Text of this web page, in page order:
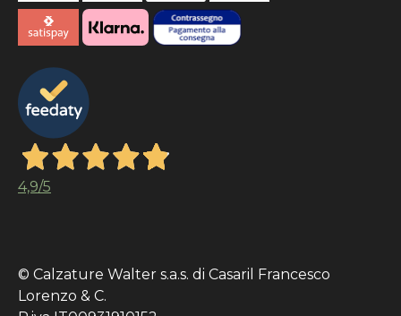
4,9/5
© Calzature Walter s.a.s. di Casaril Francesco
Lorenzo & C.